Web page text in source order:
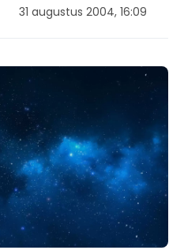
31 augustus 2004, 16:09